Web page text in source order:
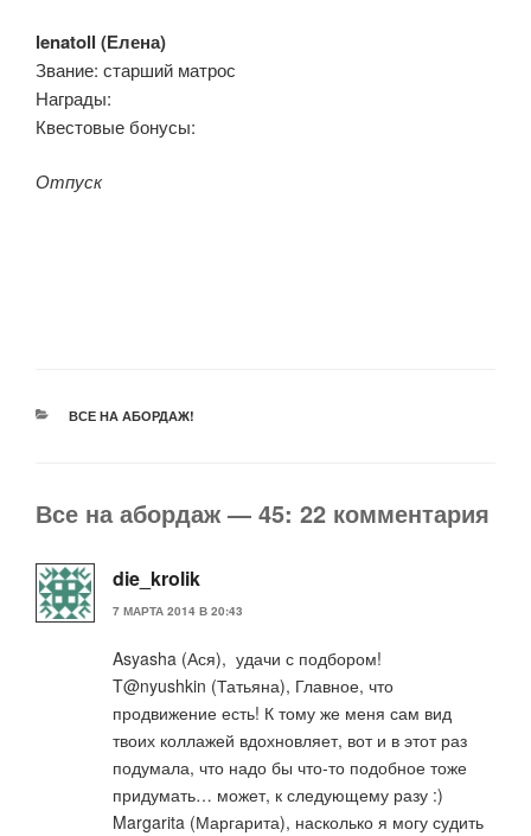
lenatoll (Елена)
Звание: старший матрос
Награды:
Квестовые бонусы:
Отпуск
РУБРИКИ
ВСЕ НА АБОРДАЖ!
Все на абордаж — 45: 22 комментария
die_krolik
7 МАРТА 2014 В 20:43
Asyasha (Ася), удачи с подбором!
T@nyushkin (Татьяна), Главное, что
продвижение есть! К тому же меня сам вид
твоих коллажей вдохновляет, вот и в этот раз
подумала, что надо бы что-то подобное тоже
придумать… может, к следующему разу :)
Margarita (Маргарита), насколько я могу судить